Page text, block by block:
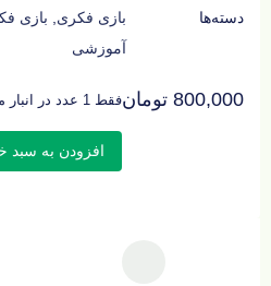
دسته‌ها بازی فکری بازی
آموزشی
800,000 تومانفقط 1 عدد در انبار موجود است
افزودن به سبد